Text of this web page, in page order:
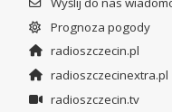
Prognoza pogody
radioszczecin.pl
radioszczecinextra.pl
radioszczecin.tv